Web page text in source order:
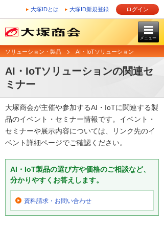
大塚IDとは 大塚ID新規登録 ログイン
メニュー
ソリューション・製品 AI・IoTソリューション
AI・IoTソリューションの関連セ
ミナー
大塚商会が主催や参加するAI・IoTに関連する製
品のイベント・セミナー情報です。イベント・
セミナーや展示内容については、リンク先のイ
ベント詳細ページでご確認ください。
AI・IoT製品の選び方や価格のご相談など、
分かりやすくお答えします。
資料請求・お問い合わせ